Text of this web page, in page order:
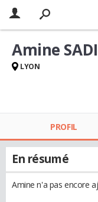
Amine
LYON
PROFIL
En résumé
Amine n'a pas encore